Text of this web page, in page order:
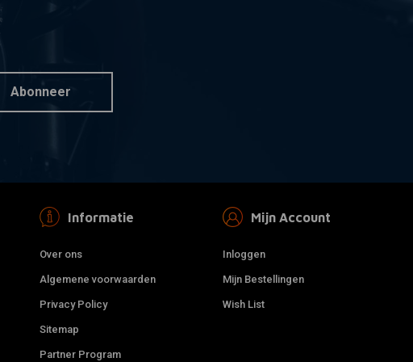
aan winkelwagen
Abonneer
Informatie
Over ons
Algemene voorwaarden
Privacy Policy
Sitemap
Partner Program
Mijn Account
Inloggen
Mijn Bestellingen
Wish List